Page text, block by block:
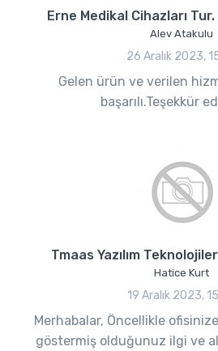
Erne Medikal Cihazları
Alev Atakulu
26 Aralık 2023,
Gelen ürün ve verilen
başarılı.Teşekkür
Tmaas Yazılım
Hatice Kurt
19 Aralık 2023,
Merhabalar, Öncellikle
göstermiş olduğunuz ilgi ve